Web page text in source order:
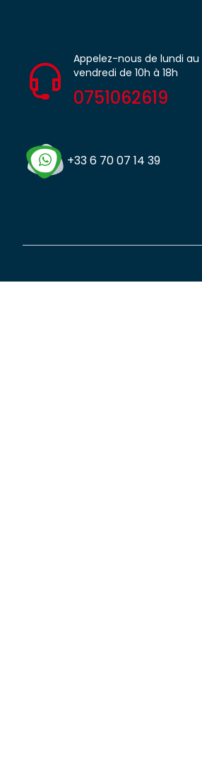
Appelez-nous de lundi au
vendredi de 10h à 18h
0751062619
+33 6 70 07 14 39